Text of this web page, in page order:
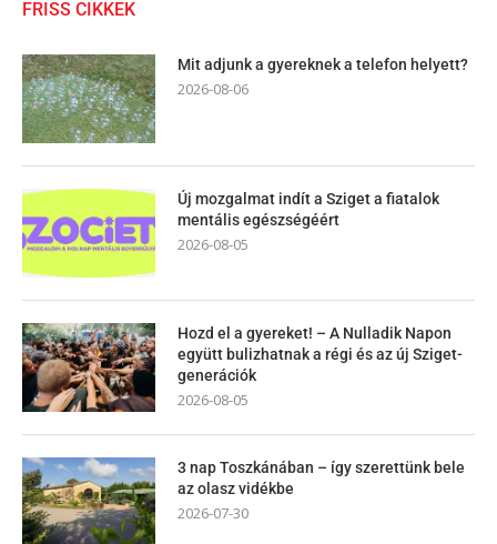
FRISS CIKKEK
Mit adjunk a gyereknek a telefon helyett?
2026-08-06
Új mozgalmat indít a Sziget a fiatalok
mentális egészségéért
2026-08-05
Hozd el a gyereket! – A Nulladik Napon
együtt bulizhatnak a régi és az új Sziget-
generációk
2026-08-05
3 nap Toszkánában – így szerettünk bele
az olasz vidékbe
2026-07-30